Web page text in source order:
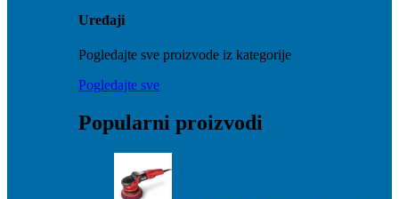
Uređaji
Pogledajte sve proizvode iz kategorije
Pogledajte sve
Popularni proizvodi